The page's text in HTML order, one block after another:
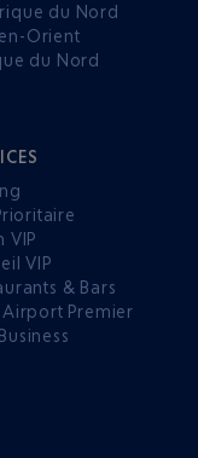
du Nord
Orient
du Nord
VIP
VIP
& Bars
Airport Premier